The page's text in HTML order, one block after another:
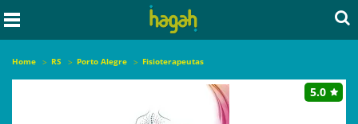
Home RS Porto Alegre Fisioterapeutas
5.0